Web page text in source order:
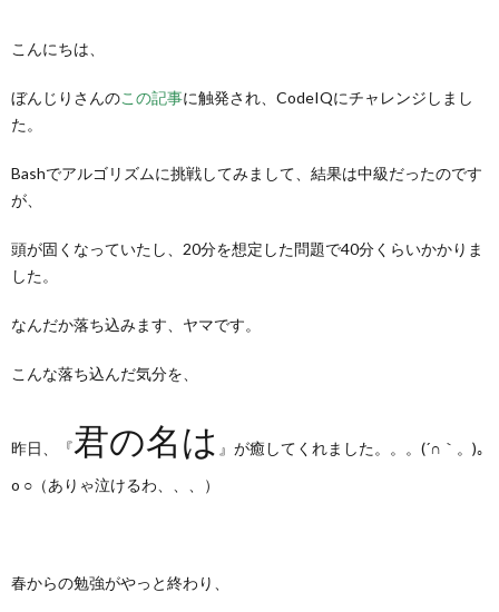
こんにちは、
ぼんじりさんのこの記事に触発され、CodeIQにチャレンジしまし
た。
Bashでアルゴリズムに挑戦してみまして、結果は中級だったのです
が、
頭が固くなっていたし、20分を想定した問題で40分くらいかかりま
した。
なんだか落ち込みます、ヤマです。
こんな落ち込んだ気分を、
昨日、『君の名は 』が癒してくれました。。。(´∩｀。)｡
o ○（ありゃ泣けるわ、、、）
春からの勉強がやっと終わり、